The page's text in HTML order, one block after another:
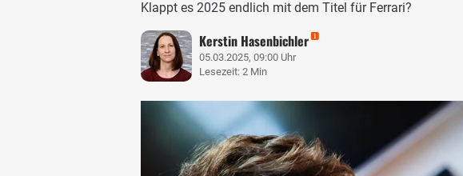
Klappt es 2025 endlich mit dem Titel für Ferrari?
Kerstin Hasenbichler
05.03.2025, 09:00 Uhr
Lesezeit: 2 Min